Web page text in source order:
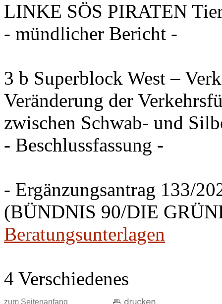
LINKE SÖS PIRATEN
- mündlicher Bericht -
3 b Superblock West –
Veränderung der
zwischen Schwab- und
- Beschlussfassung -
- Ergänzungsantrag 133/
(BÜNDNIS 90/DIE
Beratungsunterlagen
4 Verschiedenes
zum Seitenanfang